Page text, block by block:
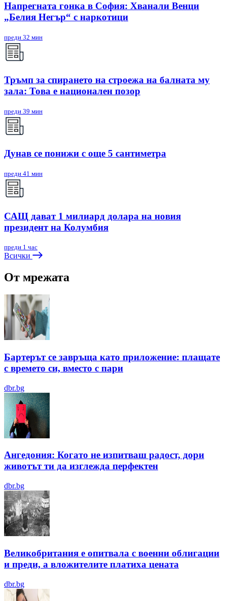
Напрегната гонка в София: Хванали Венци
„Белия Негър“ с наркотици
преди 32 мин
Тръмп за спирането на строежа на балната му
зала: Това е национален позор
преди 39 мин
Дунав се понижи с още 5 сантиметра
преди 41 мин
САЩ дават 1 милиард долара на новия
президент на Колумбия
преди 1 час
Всички
От мрежата
Бартерът се завръща като приложение: плащате
с времето си, вместо с пари
dbr.bg
Ангедония: Когато не изпитваш радост, дори
животът ти да изглежда перфектен
dbr.bg
Великобритания е опитвала с военни облигации
и преди, а вложителите платиха цената
dbr.bg